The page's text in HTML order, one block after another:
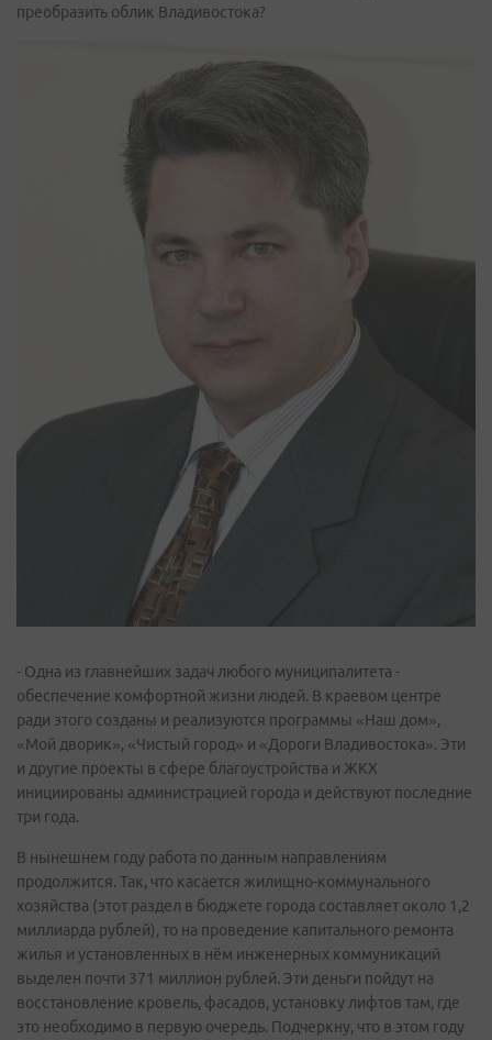
преобразить облик Владивостока?
- Одна из главнейших задач любого муниципалитета -
обеспечение комфортной жизни людей. В краевом центре
ради этого созданы и реализуются программы «Наш дом»,
«Мой дворик», «Чистый город» и «Дороги Владивостока». Эти
и другие проекты в сфере благоустройства и ЖКХ
инициированы администрацией города и действуют последние
три года.
В нынешнем году работа по данным направлениям
продолжится. Так, что касается жилищно-коммунального
хозяйства (этот раздел в бюджете города составляет около 1,2
миллиарда рублей), то на проведение капитального ремонта
жилья и установленных в нём инженерных коммуникаций
выделен почти 371 миллион рублей. Эти деньги пойдут на
восстановление кровель, фасадов, установку лифтов там, где
это необходимо в первую очередь. Подчеркну, что в этом году